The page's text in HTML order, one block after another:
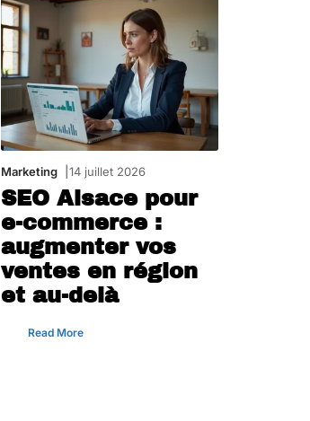
Marketing 14 juillet 2026
SEO Alsace pour
e-commerce :
augmenter vos
ventes en région
et au-delà
Read More